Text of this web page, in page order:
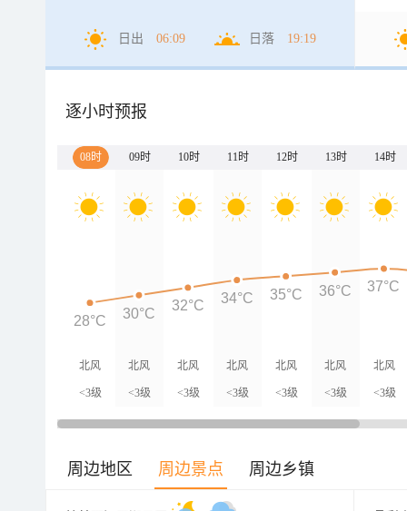
日出 06:09 日落 19:19
逐小时预报
08时 09时 10时 11时 12时 13时 14时
北风
<3级
北风
<3级
北风
<3级
北风
<3级
北风
<3级
北风
<3级
北风
<3级
28°C 30°C 32°C 34°C 35°C 36°C 37°C
周边地区 周边景点 周边乡镇